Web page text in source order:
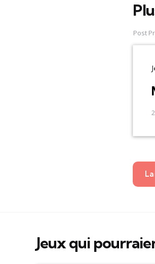
Post
Post
Jeux qui